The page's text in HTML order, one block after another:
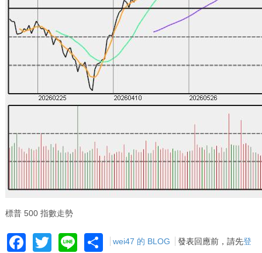
標普 500 指數走勢
Facebook
Twitter
LineShare
wei47 的 BLOG 發表回應前，請先登